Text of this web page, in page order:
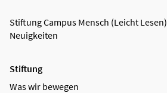
Stiftung Campus Mensch (Leicht Lesen)
Neuigkeiten
Stiftung
Was wir bewegen